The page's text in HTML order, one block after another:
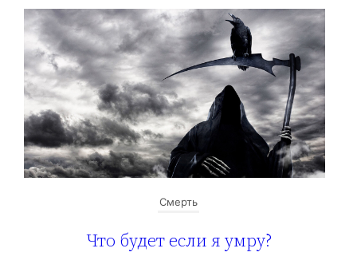
Смерть
Что будет если я умру?